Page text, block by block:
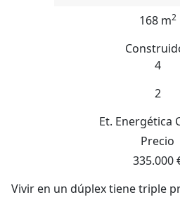
168 m2
4
2
Et. Energética
Precio
335.000
Vivir en un dúplex tiene triple